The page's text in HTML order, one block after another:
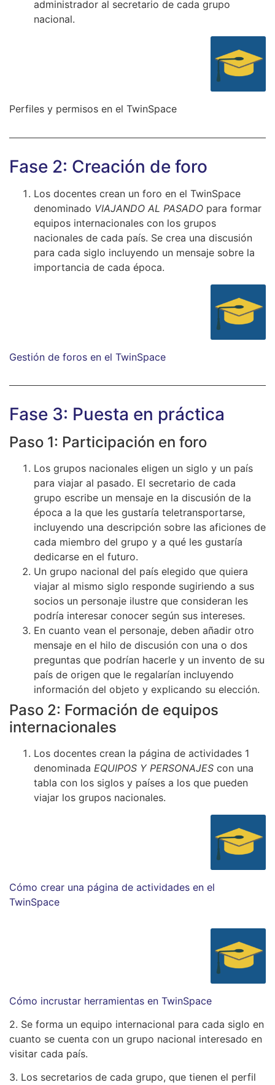
administrador al secretario de cada grupo
nacional.
Perfiles y permisos en el TwinSpace
Fase 2: Creación de foro
Los docentes crean un foro en el TwinSpace
denominado VIAJANDO AL PASADO para formar
equipos internacionales con los grupos
nacionales de cada país. Se crea una discusión
para cada siglo incluyendo un mensaje sobre la
importancia de cada época.
Gestión de foros en el TwinSpace
Fase 3: Puesta en práctica
Paso 1: Participación en foro
Los grupos nacionales eligen un siglo y un país
para viajar al pasado. El secretario de cada
grupo escribe un mensaje en la discusión de la
época a la que les gustaría teletransportarse,
incluyendo una descripción sobre las aficiones de
cada miembro del grupo y a qué les gustaría
dedicarse en el futuro.
Un grupo nacional del país elegido que quiera
viajar al mismo siglo responde sugiriendo a sus
socios un personaje ilustre que consideran les
podría interesar conocer según sus intereses.
En cuanto vean el personaje, deben añadir otro
mensaje en el hilo de discusión con una o dos
preguntas que podrían hacerle y un invento de su
país de origen que le regalarían incluyendo
información del objeto y explicando su elección.
Paso 2: Formación de equipos
internacionales
Los docentes crean la página de actividades 1
denominada EQUIPOS Y PERSONAJES con una
tabla con los siglos y países a los que pueden
viajar los grupos nacionales.
Cómo crear una página de actividades en el
TwinSpace
Cómo incrustar herramientas en TwinSpace
2. Se forma un equipo internacional para cada siglo en
cuanto se cuenta con un grupo nacional interesado en
visitar cada país.
3. Los secretarios de cada grupo, que tienen el perfil